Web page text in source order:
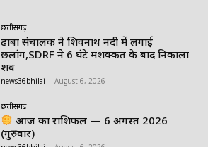
छत्तीसगढ़
ढाबा संचालक ने शिवनाथ नदी में लगाई
छलांग,SDRF ने 6 घंटे मशक्कत के बाद निकाला
शव
news36bhilai August 6, 2026
छत्तीसगढ़
आज का राशिफल — 6 अगस्त 2026
(गुरुवार)